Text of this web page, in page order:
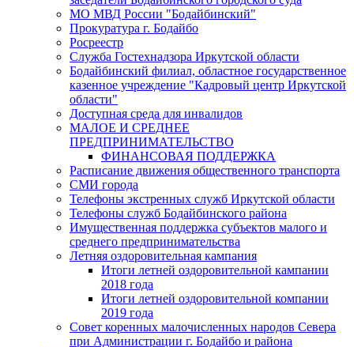
МО МВД России "Бодайбинский"
Прокуратура г. Бодайбо
Росреестр
Служба Гостехнадзора Иркутской области
Бодайбинский филиал, областное государственное
казенное учреждение "Кадровый центр Иркутской
области"
Доступная среда для инвалидов
МАЛОЕ И СРЕДНЕЕ
ПРЕДПРИНИМАТЕЛЬСТВО
ФИНАНСОВАЯ ПОДДЕРЖКА
Расписание движения общественного транспорта
СМИ города
Телефоны экстренных служб Иркутской области
Телефоны служб Бодайбинского района
Имущественная поддержка субъектов малого и
среднего предпринимательства
Летняя оздоровительная кампания
Итоги летней оздоровительной кампании
2018 года
Итоги летней оздоровительной компании
2019 года
Совет коренных малочисленных народов Севера
при Администрации г. Бодайбо и района